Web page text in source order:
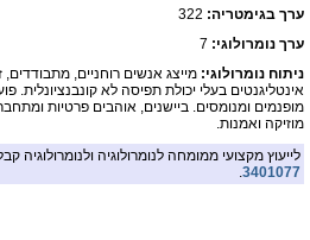
ערך בגימטריה:
ערך נומרולוגי: 7
ניתוח נומרולוגי: מייצג אנשים רוחניים,
אינטליגנטים בעלי יכולת תפיסה לא קונבנציונלית.
מופנמים ומנומסים. ביישנים, אוהבים פרטיות
מוזיקה ואמנות.
לייעוץ מקצועי ממומחה לנומרולוגיה ולנומרולוגיה
3401077
.